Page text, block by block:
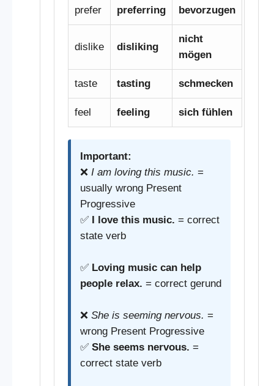
prefer preferring bevorzugen
dislike disliking
nicht
mögen
taste tasting schmecken
feel feeling sich fühlen
Important:
❌ I am loving this music. =
usually wrong Present
Progressive
✅ I love this music. = correct
state verb
✅ Loving music can help
people relax. = correct gerund
❌ She is seeming nervous. =
wrong Present Progressive
✅ She seems nervous. =
correct state verb